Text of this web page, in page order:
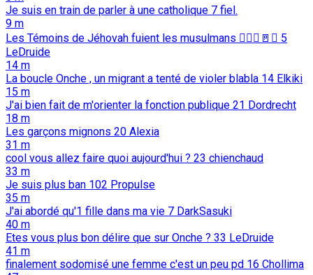
Je suis en train de parler à une catholique 7 fiel.
9 m
Les Témoins de Jéhovah fuient les musulmans 🏃🏻‍♂️🚪☪️ 5
LeDruide
14 m
La boucle Onche , un migrant a tenté de violer blabla 14 Elkiki
15 m
J'ai bien fait de m'orienter la fonction publique 21 Dordrecht
18 m
Les garçons mignons 20 Alexia
31 m
cool vous allez faire quoi aujourd'hui ? 23 chienchaud
33 m
Je suis plus ban 102 Propulse
35 m
J'ai abordé qu'1 fille dans ma vie 7 DarkSasuki
40 m
Etes vous plus bon délire que sur Onche ? 33 LeDruide
41 m
finalement sodomisé une femme c'est un peu pd 16 Chollima